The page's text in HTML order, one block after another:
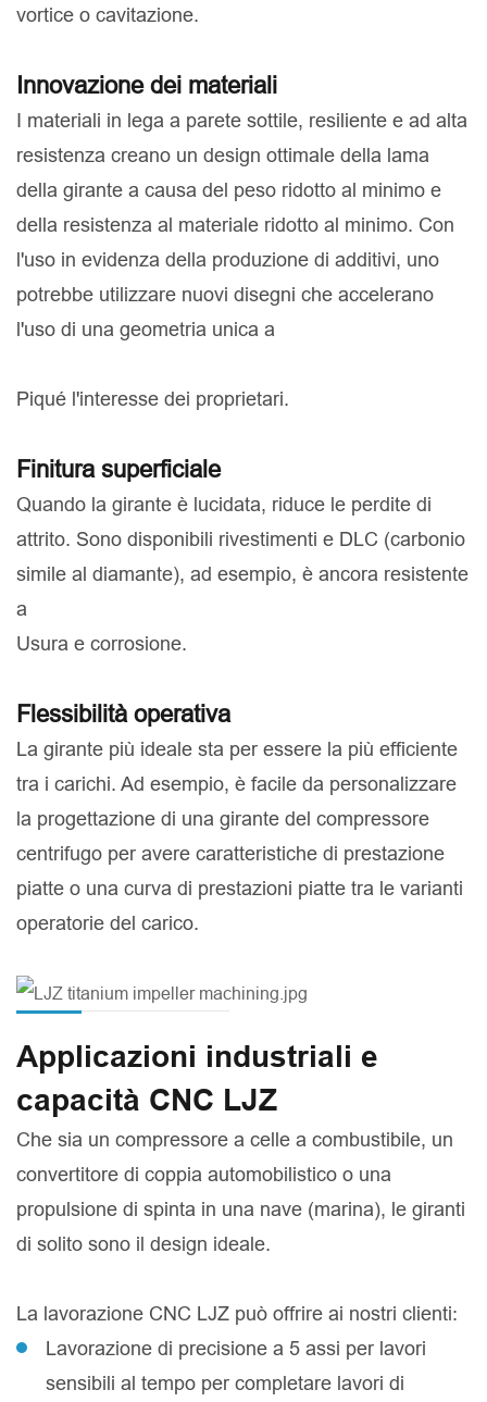
vortice o cavitazione.
Innovazione dei materiali
I materiali in lega a parete sottile, resiliente e ad alta
resistenza creano un design ottimale della lama
della girante a causa del peso ridotto al minimo e
della resistenza al materiale ridotto al minimo. Con
l'uso in evidenza della produzione di additivi, uno
potrebbe utilizzare nuovi disegni che accelerano
l'uso di una geometria unica a
Piqué l'interesse dei proprietari.
Finitura superficiale
Quando la girante è lucidata, riduce le perdite di
attrito. Sono disponibili rivestimenti e DLC (carbonio
simile al diamante), ad esempio, è ancora resistente
a
Usura e corrosione.
Flessibilità operativa
La girante più ideale sta per essere la più efficiente
tra i carichi. Ad esempio, è facile da personalizzare
la progettazione di una girante del compressore
centrifugo per avere caratteristiche di prestazione
piatte o una curva di prestazioni piatte tra le varianti
operatorie del carico.
Applicazioni industriali e
capacità CNC LJZ
Che sia un compressore a celle a combustibile, un
convertitore di coppia automobilistico o una
propulsione di spinta in una nave (marina), le giranti
di solito sono il design ideale.
La lavorazione CNC LJZ può offrire ai nostri clienti:
Lavorazione di precisione a 5 assi per lavori
sensibili al tempo per completare lavori di